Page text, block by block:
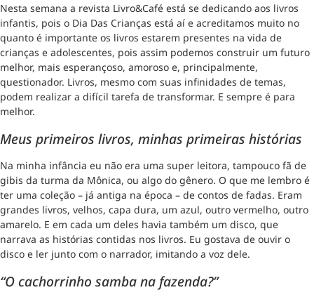
Nesta semana a revista Livro&Café está se dedicando aos livros
infantis, pois o Dia Das Crianças está aí e acreditamos muito no
quanto é importante os livros estarem presentes na vida de
crianças e adolescentes, pois assim podemos construir um futuro
melhor, mais esperançoso, amoroso e, principalmente,
questionador. Livros, mesmo com suas infinidades de temas,
podem realizar a difícil tarefa de transformar. E sempre é para
melhor.
Meus primeiros livros, minhas primeiras histórias
Na minha infância eu não era uma super leitora, tampouco fã de
gibis da turma da Mônica, ou algo do gênero. O que me lembro é
ter uma coleção – já antiga na época – de contos de fadas. Eram
grandes livros, velhos, capa dura, um azul, outro vermelho, outro
amarelo. E em cada um deles havia também um disco, que
narrava as histórias contidas nos livros. Eu gostava de ouvir o
disco e ler junto com o narrador, imitando a voz dele.
“O cachorrinho samba na fazenda?”